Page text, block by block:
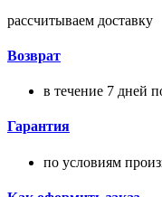
рассчитываем доставку
Возврат
в течение 7 дней
Гарантия
по условиям